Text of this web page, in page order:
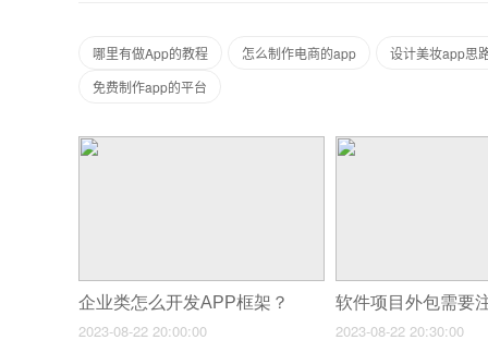
哪里有做App的教程 怎么制作电商的app
设计美妆app思
免费制作app的平台
企业类怎么开发APP框架？
2023-08-22 20:00:00 2023-08-22 20:30:00